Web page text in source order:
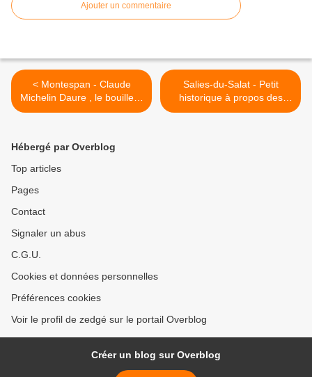
Ajouter un commentaire
< Montespan - Claude
Michelin Daure , le bouilleur
de cru, s'en est allé
Salies-du-Salat - Petit
historique à propos des
Thermes >
Hébergé par Overblog
Top articles
Pages
Contact
Signaler un abus
C.G.U.
Cookies et données personnelles
Préférences cookies
Voir le profil de zedgé sur le portail Overblog
Créer un blog sur Overblog